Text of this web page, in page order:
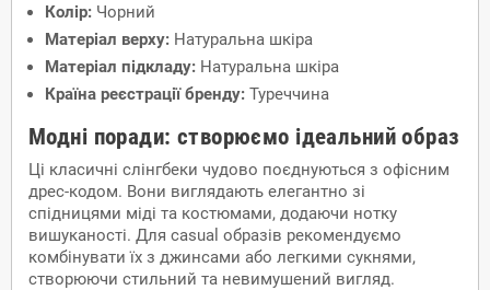
Колір: Чорний
Матеріал верху: Натуральна шкіра
Матеріал підкладу: Натуральна шкіра
Країна реєстрації бренду: Туреччина
Модні поради: створюємо ідеальний образ
Ці класичні слінгбеки чудово поєднуються з офісним
дрес-кодом. Вони виглядають елегантно зі
спідницями міді та костюмами, додаючи нотку
вишуканості. Для casual образів рекомендуємо
комбінувати їх з джинсами або легкими сукнями,
створюючи стильний та невимушений вигляд.